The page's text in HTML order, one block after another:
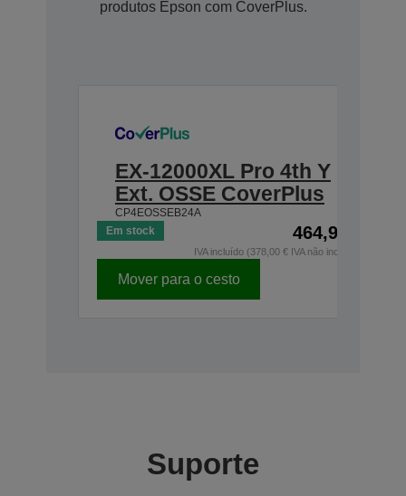
produtos Epson com CoverPlus.
EX-12000XL Pro 4th Y
Ext. OSSE CoverPlus
CP4EOSSEB24A
Em stock
464,94 €
IVA incluído (378,00 € IVA não incluído)
Mover para o cesto
Suporte